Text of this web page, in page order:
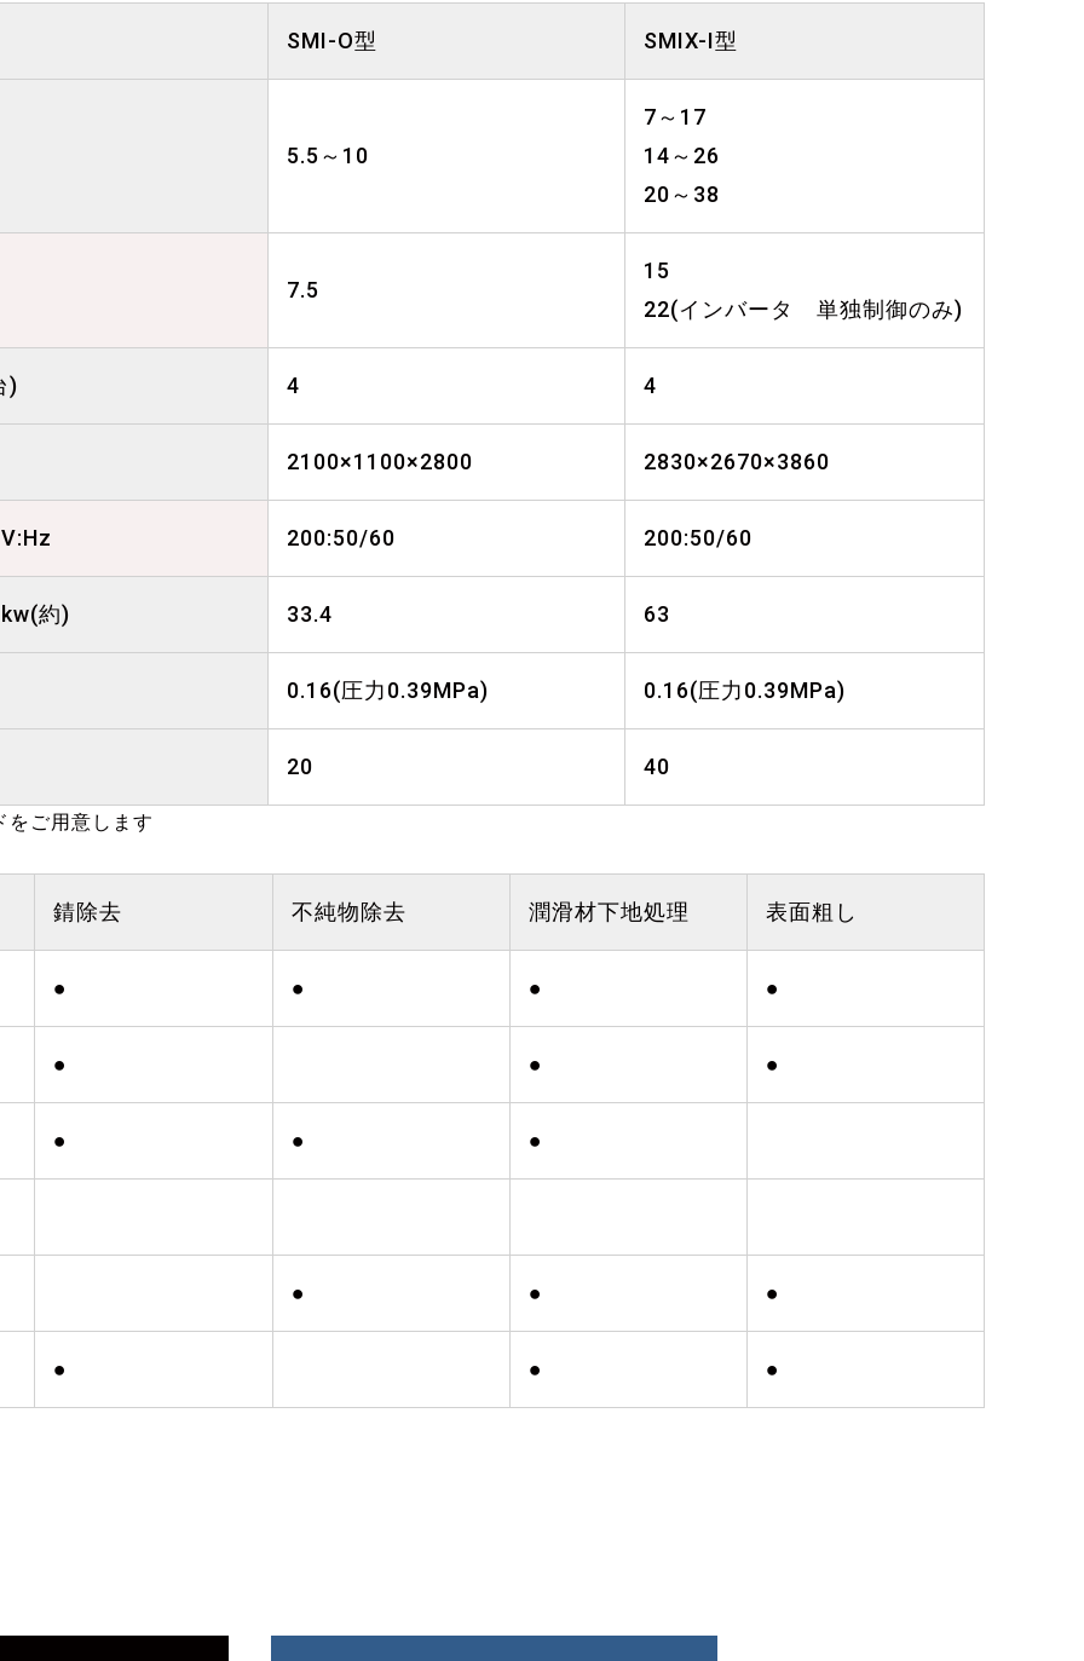
SMI-O型 SMIX-I型
5.5～10
7～17
14～26
20～38
7.5
15
22(インバータ 単独制御のみ)
) 4 4
2100×1100×2800 2830×2670×3860
200:50/60 200:50/60
約) 33.4 63
0.16(圧力0.39MPa) 0.16(圧力0.39MPa)
20 40
ご用意します
錆除去 不純物除去 潤滑材下地処理 表面粗し
● ● ● ●
● ● ●
● ● ●
● ● ●
● ● ●